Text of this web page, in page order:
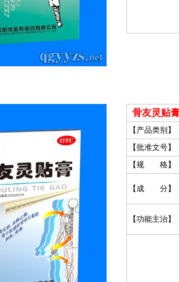
骨友灵贴
【产品类别】
【批准文号】
【规 格】
【成 分】
【功能主治】